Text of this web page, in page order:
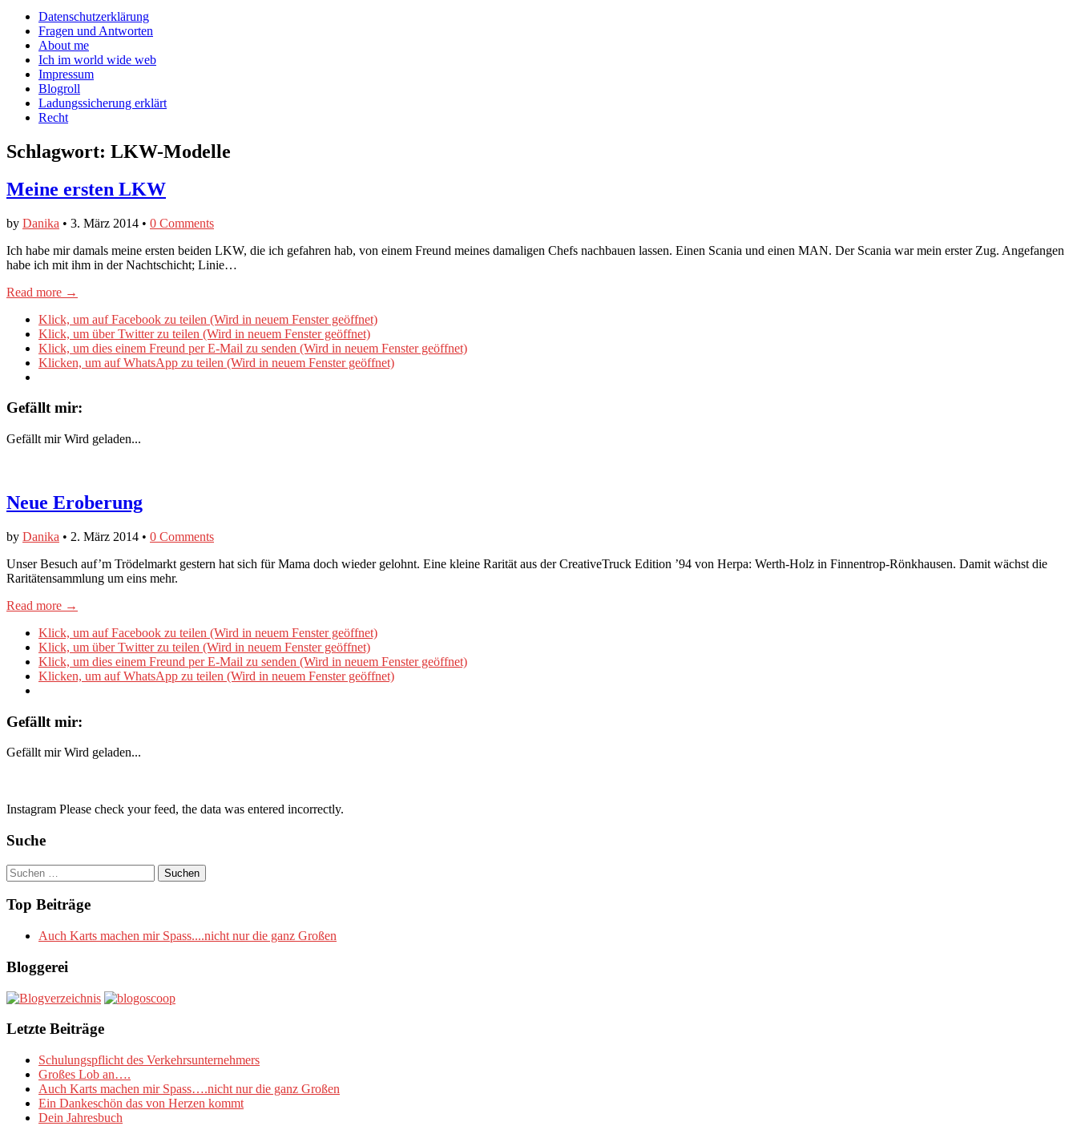
Facebook
anzeigen
Twitter
anzeigen
auf
Instagram
anzeigen
Main
menu
Skip
content
Datenschutzerklärung
Fragen und Antworten
About me
Ich im world wide web
Impressum
Blogroll
Ladungssicherung erklärt
Recht
Schlagwort: LKW-Modelle
Meine ersten LKW
by Danika • 3. März 2014 • 0 Comments
Ich habe mir damals meine ersten beiden LKW, die ich gefahren hab, von einem Freund meines damaligen Chefs nachbauen lassen. Einen Scania und einen MAN. Der Scania war mein erster Zug. Angefangen
habe ich mit ihm in der Nachtschicht; Linie…
Read more →
Klick, um auf Facebook zu teilen (Wird in neuem Fenster geöffnet)
Klick, um über Twitter zu teilen (Wird in neuem Fenster geöffnet)
Klick, um dies einem Freund per E-Mail zu senden (Wird in neuem Fenster geöffnet)
Klicken, um auf WhatsApp zu teilen (Wird in neuem Fenster geöffnet)
Gefällt mir:
Gefällt mir Wird geladen...
Neue Eroberung
by Danika • 2. März 2014 • 0 Comments
Unser Besuch auf’m Trödelmarkt gestern hat sich für Mama doch wieder gelohnt. Eine kleine Rarität aus der CreativeTruck Edition ’94 von Herpa: Werth-Holz in Finnentrop-Rönkhausen. Damit wächst die
Raritätensammlung um eins mehr.
Read more →
Klick, um auf Facebook zu teilen (Wird in neuem Fenster geöffnet)
Klick, um über Twitter zu teilen (Wird in neuem Fenster geöffnet)
Klick, um dies einem Freund per E-Mail zu senden (Wird in neuem Fenster geöffnet)
Klicken, um auf WhatsApp zu teilen (Wird in neuem Fenster geöffnet)
Gefällt mir:
Gefällt mir Wird geladen...
Instagram Please check your feed, the data was entered incorrectly.
Suche
Suchen
nach:
Top Beiträge
Auch Karts machen mir Spass....nicht nur die ganz Großen
Bloggerei
Letzte Beiträge
Schulungspflicht des Verkehrsunternehmers
Großes Lob an….
Auch Karts machen mir Spass….nicht nur die ganz Großen
Ein Dankeschön das von Herzen kommt
Dein Jahresbuch